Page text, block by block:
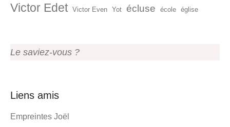
Victor Edet Victor Even Yot écluse école église
Le saviez-vous ?
Liens amis
Empreintes Joël